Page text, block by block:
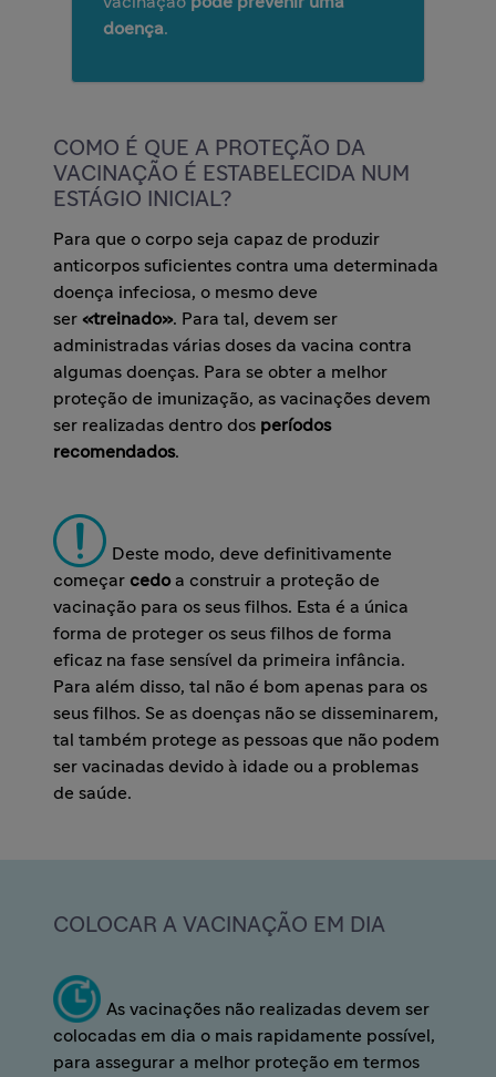
doença.
COMO É QUE A PROTEÇÃO DA
VACINAÇÃO É ESTABELECIDA NUM
ESTÁGIO INICIAL?
Para que o corpo seja capaz de produzir
anticorpos suficientes contra uma determinada
doença infeciosa, o mesmo deve
ser «treinado». Para tal, devem ser
administradas várias doses da vacina contra
algumas doenças. Para se obter a melhor
proteção de imunização, as vacinações devem
ser realizadas dentro dos períodos
recomendados.
Deste modo, deve definitivamente
começar cedoa construir a proteção de
vacinação para os seus filhos. Esta é a única
forma de proteger os seus filhos de forma
eficaz na fase sensível da primeira infância.
Para além disso, tal não é bom apenas para os
seus filhos. Se as doenças não se disseminarem,
tal também protege as pessoas que não podem
ser vacinadas devido à idade ou a problemas
de saúde.
COLOCAR A VACINAÇÃO EM DIA
As vacinações não realizadas devem ser
colocadas em dia o mais rapidamente possível,
para assegurar a melhor proteção em termos